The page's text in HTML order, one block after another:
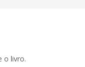
o livro.